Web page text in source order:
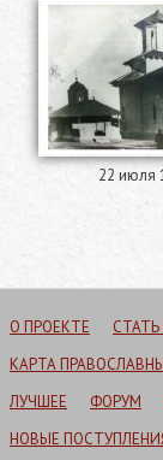
22 июля
О ПРОЕКТЕ
КАРТА
ЛУЧШЕЕ
ФОРУМ
НОВЫЕ